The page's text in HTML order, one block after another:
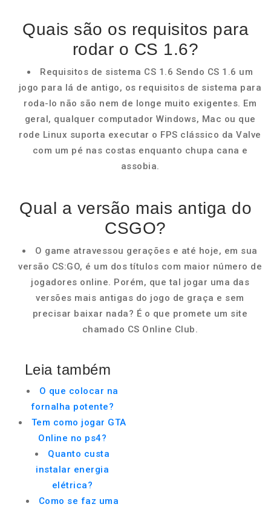
Quais são os requisitos para
rodar o CS 1.6?
Requisitos de sistema CS 1.6 Sendo CS 1.6 um
jogo para lá de antigo, os requisitos de sistema para
roda-lo não são nem de longe muito exigentes. Em
geral, qualquer computador Windows, Mac ou que
rode Linux suporta executar o FPS clássico da Valve
com um pé nas costas enquanto chupa cana e
assobia.
Qual a versão mais antiga do
CSGO?
O game atravessou gerações e até hoje, em sua
versão CS:GO, é um dos títulos com maior número de
jogadores online. Porém, que tal jogar uma das
versões mais antigas do jogo de graça e sem
precisar baixar nada? É o que promete um site
chamado CS Online Club.
Leia também
O que colocar na
fornalha potente?
Tem como jogar GTA
Online no ps4?
Quanto custa
instalar energia
elétrica?
Como se faz uma